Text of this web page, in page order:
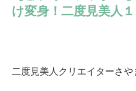
け変身！二度見美人
二度見美人クリエイターさや